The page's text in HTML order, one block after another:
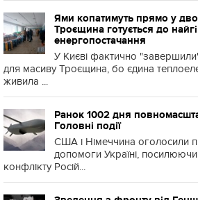
Ями копатимуть прямо у
Троєщина готується до
енергопостачання
У Києві фактично
для масиву Троєщина, бо єдина
живила ...
Ранок 1002 дня
Головні події
США і Німеччина оголосили
допомоги Україні, посилюючи
конфлікту Росій...